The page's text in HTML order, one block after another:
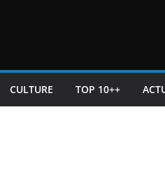
CULTURE TOP 10++